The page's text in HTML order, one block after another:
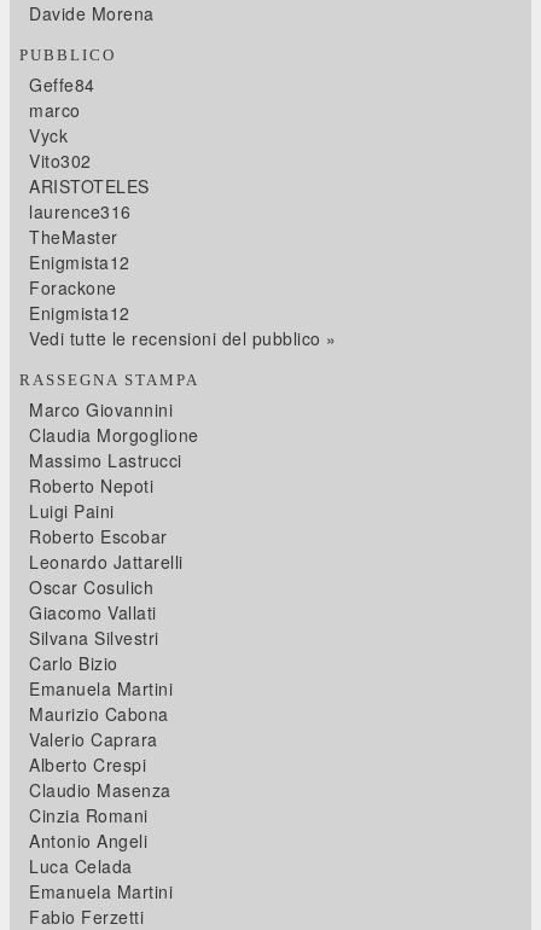
Davide Morena
PUBBLICO
Geffe84
marco
Vyck
Vito302
ARISTOTELES
laurence316
TheMaster
Enigmista12
Forackone
Enigmista12
Vedi tutte le recensioni del pubblico »
RASSEGNA STAMPA
Marco Giovannini
Claudia Morgoglione
Massimo Lastrucci
Roberto Nepoti
Luigi Paini
Roberto Escobar
Leonardo Jattarelli
Oscar Cosulich
Giacomo Vallati
Silvana Silvestri
Carlo Bizio
Emanuela Martini
Maurizio Cabona
Valerio Caprara
Alberto Crespi
Claudio Masenza
Cinzia Romani
Antonio Angeli
Luca Celada
Emanuela Martini
Fabio Ferzetti